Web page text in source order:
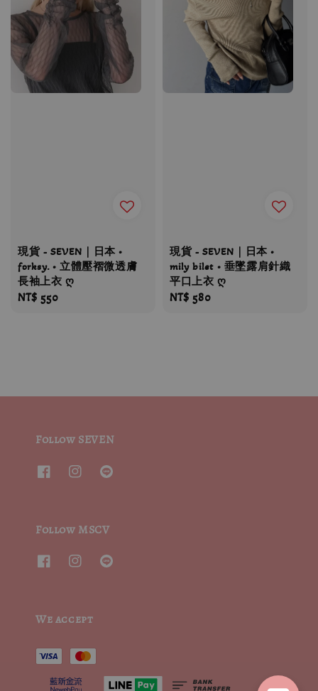
現貨 - SEVEN｜日本 •
forksy. • 立體壓褶微透膚
長袖上衣 ღ
Regular
NT$ 550
現貨 - SEVEN｜日本 •
mily bilet • 垂墜露肩針織
平口上衣 ღ
Regular
NT$ 580
Follow SEVEN
Follow MSCV
We accept